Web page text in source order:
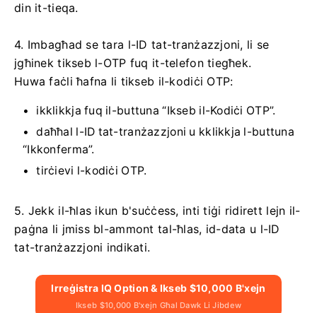
din it-tieqa.
4. Imbagħad se tara l-ID tat-tranżazzjoni, li se
jgħinek tikseb l-OTP fuq it-telefon tiegħek.
Huwa faċli ħafna li tikseb il-kodiċi OTP:
ikklikkja fuq il-buttuna “Ikseb il-Kodiċi OTP”.
daħħal l-ID tat-tranżazzjoni u kklikkja l-buttuna
“Ikkonferma”.
tirċievi l-kodiċi OTP.
5. Jekk il-ħlas ikun b'suċċess, inti tiġi ridirett lejn il-
paġna li jmiss bl-ammont tal-ħlas, id-data u l-ID
tat-tranżazzjoni indikati.
Irreġistra IQ Option & Ikseb $10,000 B'xejn
Ikseb $10,000 B'xejn Għal Dawk Li Jibdew